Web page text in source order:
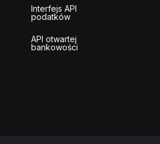
Interfejs API
podatków
API otwartej
bankowości